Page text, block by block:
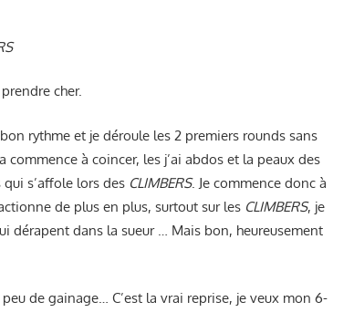
cher.
rythme et je déroule les 2 premiers rounds sans
à coincer, les j’ai abdos et la peaux des
s’affole lors des CLIMBERS. Je commence donc à
de plus en plus, surtout sur les CLIMBERS, je
dérapent dans la sueur … Mais bon, heureusement
de gainage… C’est la vrai reprise, je veux mon 6-